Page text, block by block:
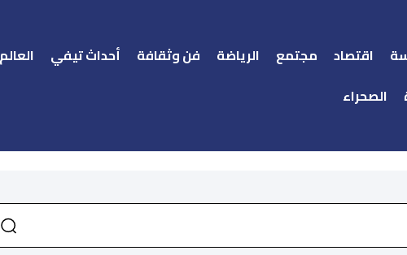
اقتصاد مجتمع الرياضة فن وثقافة أحداث تيفي
العالم
الصحراء